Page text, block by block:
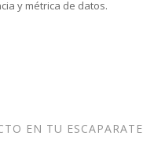
y métrica de datos.
EN TU ESCAPARATE